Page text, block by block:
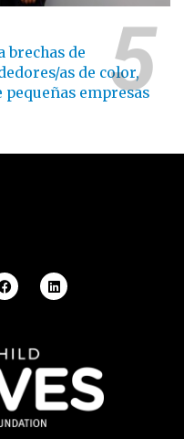
brechas de
as de color,
empresas